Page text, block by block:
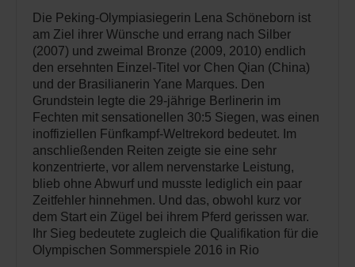
Die Peking-Olympiasiegerin Lena Schöneborn ist
am Ziel ihrer Wünsche und errang nach Silber
(2007) und zweimal Bronze (2009, 2010) endlich
den ersehnten Einzel-Titel vor Chen Qian (China)
und der Brasilianerin Yane Marques. Den
Grundstein legte die 29-jährige Berlinerin im
Fechten mit sensationellen 30:5 Siegen, was einen
inoffiziellen Fünfkampf-Weltrekord bedeutet. Im
anschließenden Reiten zeigte sie eine sehr
konzentrierte, vor allem nervenstarke Leistung,
blieb ohne Abwurf und musste lediglich ein paar
Zeitfehler hinnehmen. Und das, obwohl kurz vor
dem Start ein Zügel bei ihrem Pferd gerissen war.
Ihr Sieg bedeutete zugleich die Qualifikation für die
Olympischen Sommerspiele 2016 in Rio